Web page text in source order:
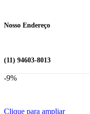
Nosso Endereço
(11) 94603-8013
-9%
Clique para ampliar